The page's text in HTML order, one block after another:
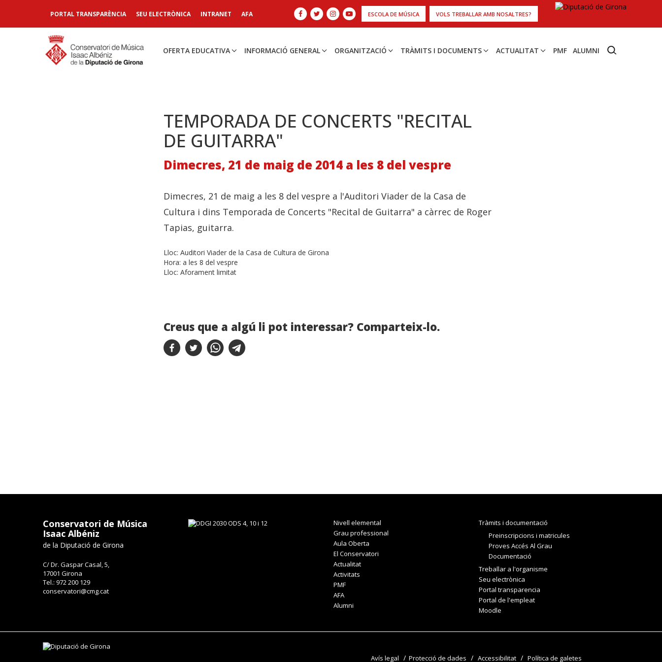
PORTAL TRANSPARÈNCIA SEU ELECTRÒNICA INTRANET AFA ESCOLA DE MÚSICA VOLS TREBALLAR AMB NOSALTRES?
OFERTA EDUCATIVA INFORMACIÓ GENERAL ORGANITZACIÓ TRÀMITS I DOCUMENTS ACTUALITAT PMF ALUMNI
TEMPORADA DE CONCERTS "RECITAL
DE GUITARRA"
Dimecres, 21 de maig de 2014 a les 8 del vespre
Dimecres, 21 de maig a les 8 del vespre a l'Auditori Viader de la Casa de
Cultura i dins Temporada de Concerts "Recital de Guitarra" a càrrec de Roger
Tapias, guitarra.
Lloc: Auditori Viader de la Casa de Cultura de Girona
Hora: a les 8 del vespre
Lloc: Aforament limitat
Creus que a algú li pot interessar? Comparteix-lo.
Conservatori de Música
Isaac Albéniz
de la Diputació de Girona
C/ Dr. Gaspar Casal, 5,
17001 Girona
Tel.: 972 200 129
conservatori@cmg.cat
Nivell elemental
Grau professional
Aula Oberta
El Conservatori
Actualitat
Activitats
PMF
AFA
Alumni
Tràmits i documentació
Preinscripcions i matricules
Proves Accés Al Grau
Documentació
Treballar a l'organisme
Seu electrònica
Portal transparencia
Portal de l'empleat
Moodle
Avís legal Protecció de dades Accessibilitat Política de galetes